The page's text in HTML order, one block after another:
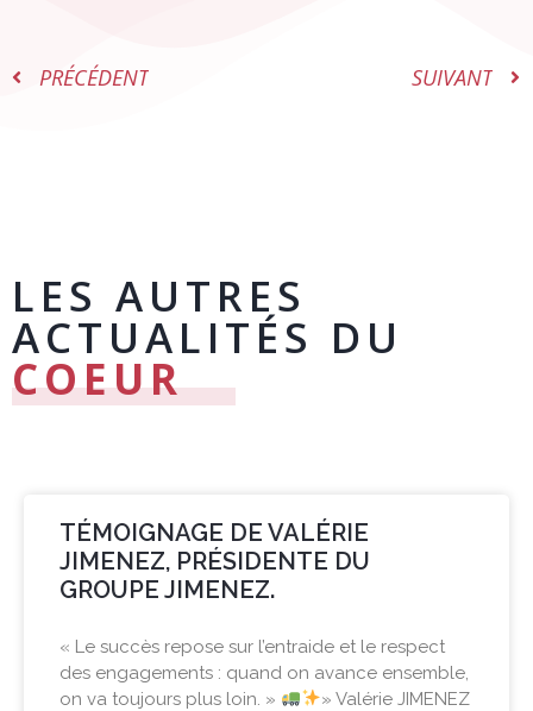
PRÉCÉDENT SUIVANT
LES AUTRES
ACTUALITÉS DU
COEUR
TÉMOIGNAGE DE VALÉRIE
JIMENEZ, PRÉSIDENTE DU
GROUPE JIMENEZ.
« Le succès repose sur l’entraide et le respect
des engagements : quand on avance ensemble,
on va toujours plus loin. »
» Valérie JIMENEZ